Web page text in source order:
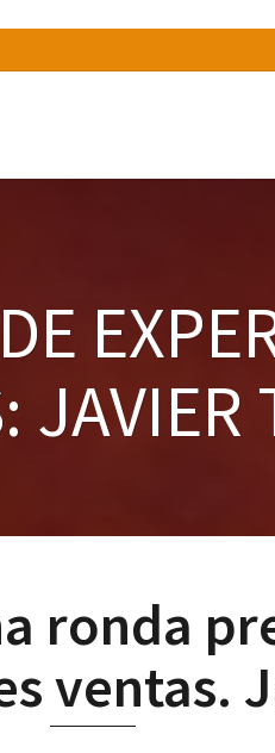
JAVIER
ronda
ventas.